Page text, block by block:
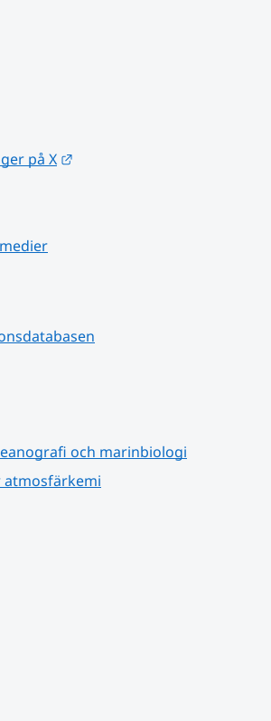
på X
och marinbiologi
atmosfärkemi